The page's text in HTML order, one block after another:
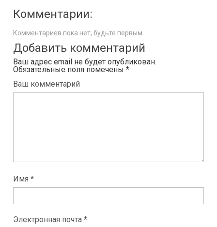
Комментарии:
Комментариев пока нет, будьте первым.
Добавить комментарий
Ваш адрес email не будет опубликован.
Обязательные поля помечены *
Ваш комментарий
Имя *
Электронная почта *